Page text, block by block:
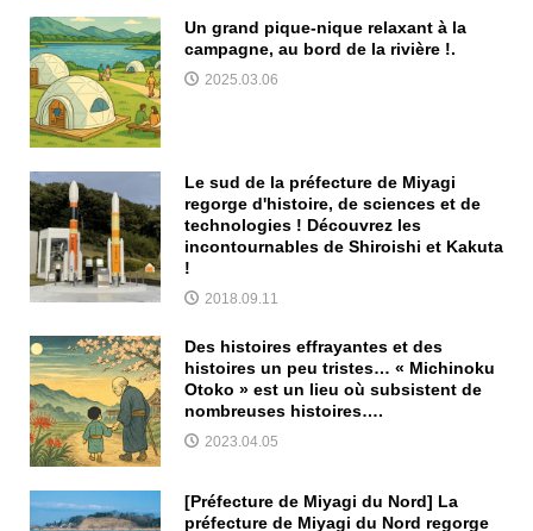
Un grand pique-nique relaxant à la
campagne, au bord de la rivière !.
2025.03.06
Le sud de la préfecture de Miyagi
regorge d'histoire, de sciences et de
technologies ! Découvrez les
incontournables de Shiroishi et Kakuta
!
2018.09.11
Des histoires effrayantes et des
histoires un peu tristes… « Michinoku
Otoko » est un lieu où subsistent de
nombreuses histoires….
2023.04.05
[Préfecture de Miyagi du Nord] La
préfecture de Miyagi du Nord regorge